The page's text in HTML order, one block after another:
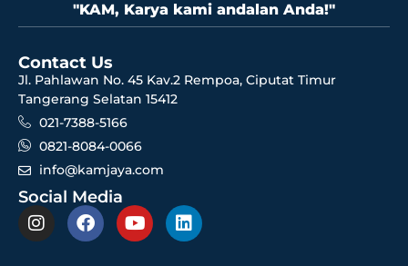
"KAM, Karya kami andalan Anda!"
Contact Us
Jl. Pahlawan No. 45 Kav.2 Rempoa, Ciputat Timur
Tangerang Selatan 15412
021-7388-5166
0821-8084-0066
info@kamjaya.com
Social Media